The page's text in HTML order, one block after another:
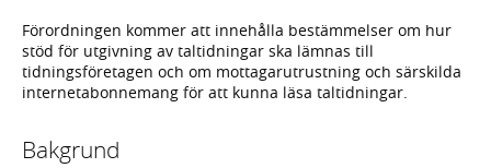
Förordningen kommer att innehålla bestämmelser om hur
stöd för utgivning av taltidningar ska lämnas till
tidningsföretagen och om mottagarutrustning och särskilda
internetabonnemang för att kunna läsa taltidningar.
Bakgrund